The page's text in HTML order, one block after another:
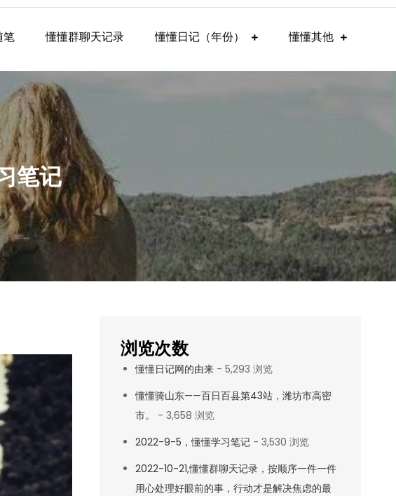
笔 懂懂群聊天记录 懂懂日记（年份） 懂懂其他
笔记
浏览次数
懂懂日记网的由来- 5,293 浏览
懂懂骑山东——百日百县第43站，潍坊市高密
市。
- 3,658 浏览
2022-9-5，懂懂学习笔记- 3,530 浏览
2022-10-21,懂懂群聊天记录，按顺序一件一件
用心处理好眼前的事，行动才是解决焦虑的最